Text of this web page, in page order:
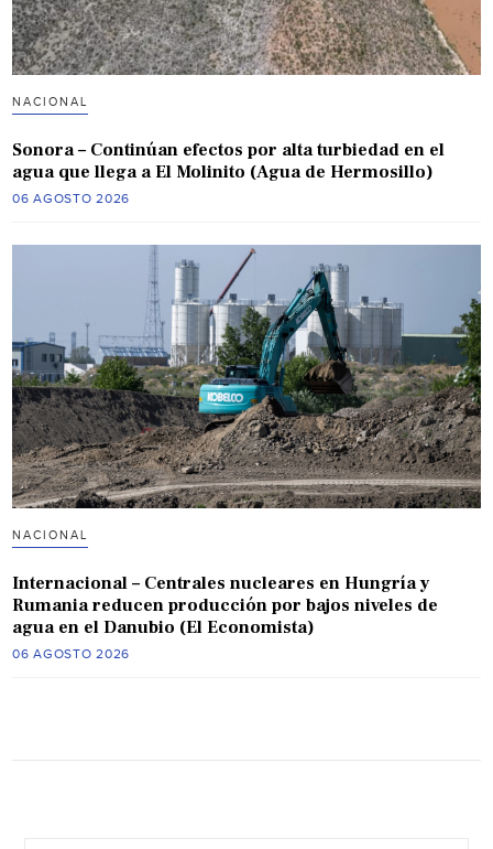
NACIONAL
Sonora – Continúan efectos por alta turbiedad en el
agua que llega a El Molinito (Agua de Hermosillo)
06 AGOSTO 2026
NACIONAL
Internacional – Centrales nucleares en Hungría y
Rumania reducen producción por bajos niveles de
agua en el Danubio (El Economista)
06 AGOSTO 2026